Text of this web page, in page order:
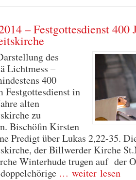
– Festgottesdienst 400
des
Lichtmess –
400
Festgottesdienst in
alten
zu
Bischöfin Kirsten
Predigt über Lukas 2,22-35.
der Billwerder Kirche
Winterhude trugen auf der
… weiter lesen